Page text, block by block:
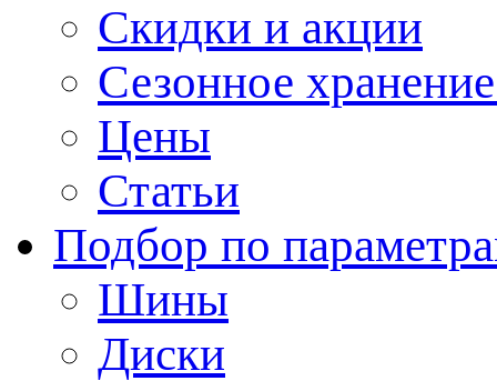
Скидки и акции
Сезонное
Цены
Статьи
Подбор по
Шины
Диски